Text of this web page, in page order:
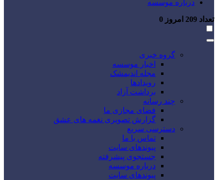
درباره موسسه
تعداد امروز 0
گروه خبری
اخبار موسسه
مجله اندیمشک
رویدادها
برداشت آزاد
چند رسانه
فضای مجازی ما
گزارش تصویری نغمه های عشق
دسترسی سریع
تماس با ما
پیوندهای سایت
جستجوی پیشرفته
درباره موسسه
پیوندهای سایت